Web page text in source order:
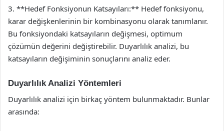
3. **Hedef Fonksiyonun Katsayıları:** Hedef fonksiyonu,
karar değişkenlerinin bir kombinasyonu olarak tanımlanır.
Bu fonksiyondaki katsayıların değişmesi, optimum
çözümün değerini değiştirebilir. Duyarlılık analizi, bu
katsayıların değişiminin sonuçlarını analiz eder.
Duyarlılık Analizi Yöntemleri
Duyarlılık analizi için birkaç yöntem bulunmaktadır. Bunlar
arasında: